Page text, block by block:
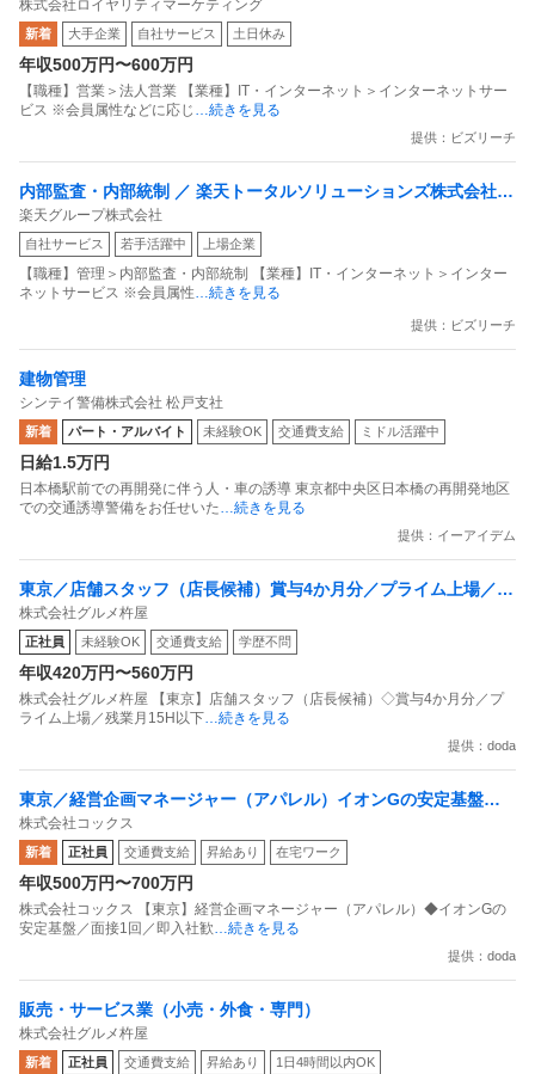
内最大級の共通ポイントサービスを展開／無駄のない消費社会を
目指すデータマーケティングカンパニー」
株式会社ロイヤリティマーケティング
新着 大手企業 自社サービス 土日休み
年収500万円〜600万円
【職種】営業＞法人営業 【業種】IT・インターネット＞インターネットサー
ビス ※会員属性などに応じ
…続きを見る
提供：ビズリーチ
内部監査・内部統制 ／ 楽天トータルソリューションズ株式会社
戦略事業コンプライアンス支援部 業務統制支援課：ショップコン
プライアンス推進担当（SBCSD）
楽天グループ株式会社
自社サービス 若手活躍中 上場企業
【職種】管理＞内部監査・内部統制 【業種】IT・インターネット＞インター
ネットサービス ※会員属性 …続きを見る
提供：ビズリーチ
建物管理
シンテイ警備株式会社 松戸支社
新着 パート・アルバイト 未経験OK 交通費支給 ミドル活躍中
日給1.5万円
日本橋駅前での再開発に伴う人・車の誘導 東京都中央区日本橋の再開発地区
での交通誘導警備をお任せいた …続きを見る
提供：イーアイデム
東京／店舗スタッフ（店長候補）賞与4か月分／プライム上場／残
業月15H以下／新店オープン多数
株式会社グルメ杵屋
正社員 未経験OK 交通費支給 学歴不問
年収420万円〜560万円
株式会社グルメ杵屋 【東京】店舗スタッフ（店長候補）◇賞与4か月分／プ
ライム上場／残業月15H以下 …続きを見る
提供：doda
東京／経営企画マネージャー（アパレル）イオンGの安定基盤／
面接1回／即入社歓迎
株式会社コックス
新着 正社員 交通費支給 昇給あり 在宅ワーク
年収500万円〜700万円
株式会社コックス 【東京】経営企画マネージャー（アパレル）◆イオンGの
安定基盤／面接1回／即入社歓 …続きを見る
提供：doda
販売・サービス業（小売・外食・専門）
株式会社グルメ杵屋
新着 正社員 交通費支給 昇給あり 1日4時間以内OK